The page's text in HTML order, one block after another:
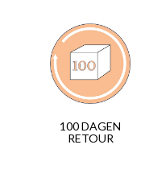
100 DAGEN
RETOUR